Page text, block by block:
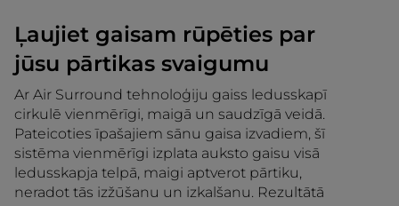
Ļaujiet gaisam rūpēties par
jūsu pārtikas svaigumu
Ar Air Surround tehnoloģiju gaiss ledusskapī
cirkulē vienmērīgi, maigā un saudzīgā veidā.
Pateicoties īpašajiem sānu gaisa izvadiem, šī
sistēma vienmērīgi izplata auksto gaisu visā
ledusskapja telpā, maigi aptverot pārtiku,
neradot tās izžūšanu un izkalšanu. Rezultātā